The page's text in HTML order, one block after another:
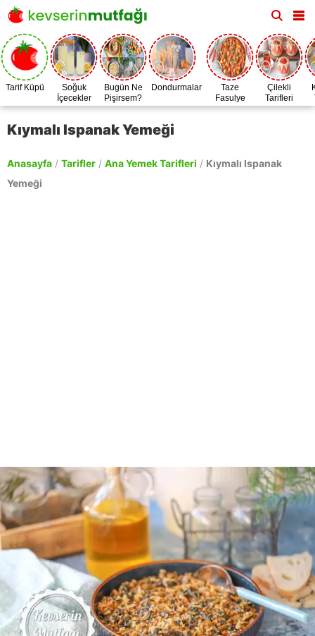
Tarif Küpü
Soğuk
İçecekler
Bugün Ne
Pişirsem?
Dondurmalar
Taze
Fasulye
Zamanı
Çilekli
Tarifleri
Kıymalı Ispanak Yemeği
Anasayfa / Tarifler / Ana Yemek Tarifleri / Kıymalı Ispanak
Yemeği